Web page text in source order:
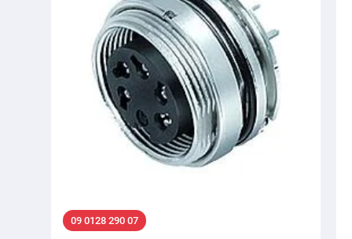
09 0128 290 07